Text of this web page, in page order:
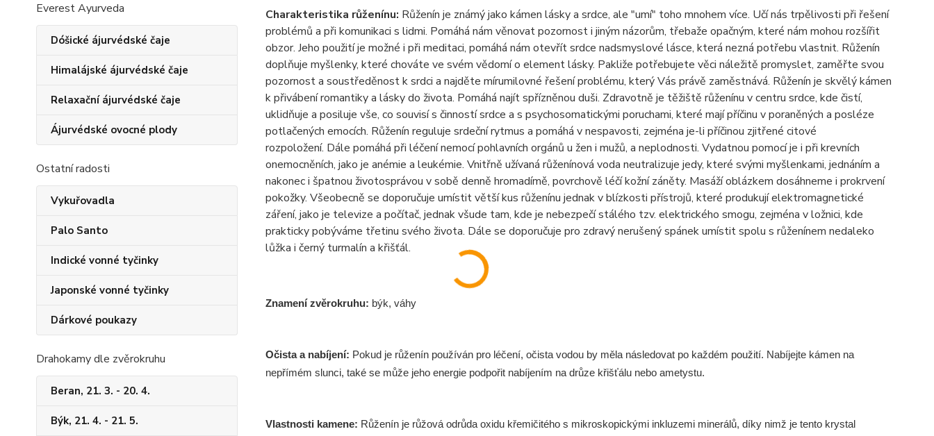
Everest Ayurveda
Dóšické ájurvédské čaje
Himalájské ájurvédské čaje
Relaxační ájurvédské čaje
Ájurvédské ovocné plody
Ostatní radosti
Vykuřovadla
Palo Santo
Indické vonné tyčinky
Japonské vonné tyčinky
Dárkové poukazy
Drahokamy dle zvěrokruhu
Beran, 21. 3. - 20. 4.
Býk, 21. 4. - 21. 5.
Charakteristika růženínu: Růženín je známýjako kámen lásky a srdce, ale "umí" toho mnohem více. Učínás trpělivosti při řešení
problémů a při komunikaci s lidmi. Pomáhá nám věnovat pozornost i jiným názorům, třebaže opačným, které nám mohou rozšířit
obzor. Jeho použitíje možné i při meditaci, pomáhá nám otevřít srdce nadsmyslové lásce, která nezná potřebu vlastnit. Růženín
doplňuje myšlenky, které chováte ve svém vědomío element lásky. Pakliže potřebujete věci náležitě promyslet, zaměřte svou
pozornost a soustředěnost k srdci a najděte mírumilovné řešeníproblému, kterýVás právě zaměstnává. Růženín je skvělýkámen
k přivábeníromantiky a lásky do života. Pomáhá najít spřízněnou duši. Zdravotně je těžiště růženínu v centru srdce, kde čistí,
uklidňuje a posiluje vše, co souvisís činnostísrdce a s psychosomatickými poruchami, které majípříčinu v poraněných a posléze
potlačených emocích. Růženín reguluje srdečnírytmus a pomáhá v nespavosti, zejména je-li příčinou zjitřené citové
rozpoložení. Dále pomáhá při léčenínemocípohlavních orgánů u žen i mužů, a neplodnosti. Vydatnou pomocíje i při krevních
onemocněních, jako je anémie a leukémie. Vnitřně užívaná růženínová voda neutralizuje jedy, které svými myšlenkami, jednáním a
nakonec i špatnou životosprávou v sobě denně hromadímě, povrchově léčíkožnízáněty. Masážíoblázkem dosáhneme i prokrvení
pokožky. Všeobecně se doporučuje umístit většíkus růženínu jednak v blízkosti přístrojů, které produkujíelektromagnetické
záření, jako je televize a počítač, jednak všude tam, kde je nebezpečístálého tzv. elektrického smogu, zejména v ložnici, kde
prakticky pobýváme třetinu svého života. Dále se doporučuje pro zdravýnerušenýspánek umístit spolu s růženínem nedaleko
lůžka i černýturmalín a křišťál.
Znamení zvěrokruhu: býk, váhy
Očista a nabíjení: Pokud je růženín používán pro l éčení, očista vodou by měla následovat po každém použití. Nabíjejte kámen na
nepřímém slunci, takése může jeho energie podpořit nabíjením na drůze křišťálu nebo ametystu.
Vlastnosti kamene: Růženín je růžováodrůda oxidu křemičitého s mikroskopickými inkluzemi minerálů, díky nimž je tento krystal